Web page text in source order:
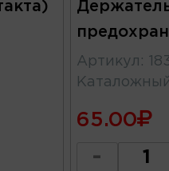
Артикул :
65.00
-